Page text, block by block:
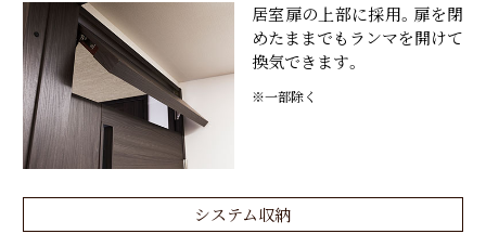
居室扉の上部に採用。扉を閉
めたままでもランマを開けて
換気できます。
※一部除く
システム収納